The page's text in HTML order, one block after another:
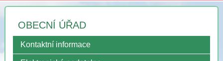
OBECNÍ ÚŘAD
Kontaktní informace